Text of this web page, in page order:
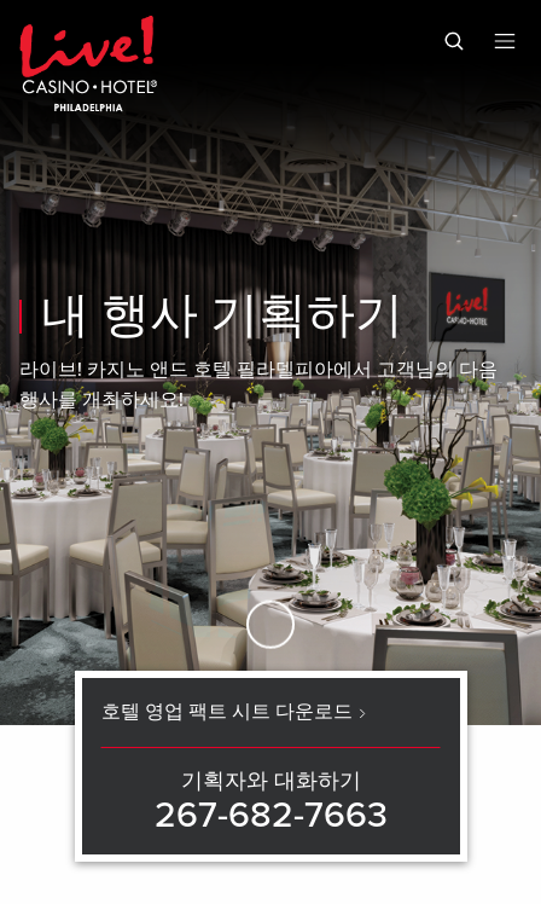
Skip to main content
Skip to mobile navigation
Skip to search
내 행사 기획하기
라이브! 카지노 앤드 호텔 필라델피아에서 고객님의 다음
행사를 개최하세요!
Skip to Main Content
호텔 영업 팩트 시트 다운로드
기획자와 대화하기
267-682-7663